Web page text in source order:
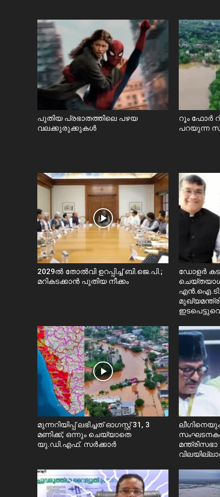
പുതിയ പ്രഭാതത്തിലെ പഴയ
വലക്കുരുക്കുകൾ
റൂം ഫോർ
പറയുന്ന
2029ൽ തോല്‍വി ഉറപ്പിച്ച് ബി.ജെ.പി.;
മറികടക്കാൻ പുതിയ നീക്കം
ഡോളർ
എൻ.ഐ.ടി.
മുന്നറിയിപ്പ് ലഭിച്ചത് ഓഗസ്റ്റ് 31, 3
മണിക്ക്; ഒന്നും ചെയ്യാതെ
യു.ഡി.എഫ്. സർക്കാര്‍